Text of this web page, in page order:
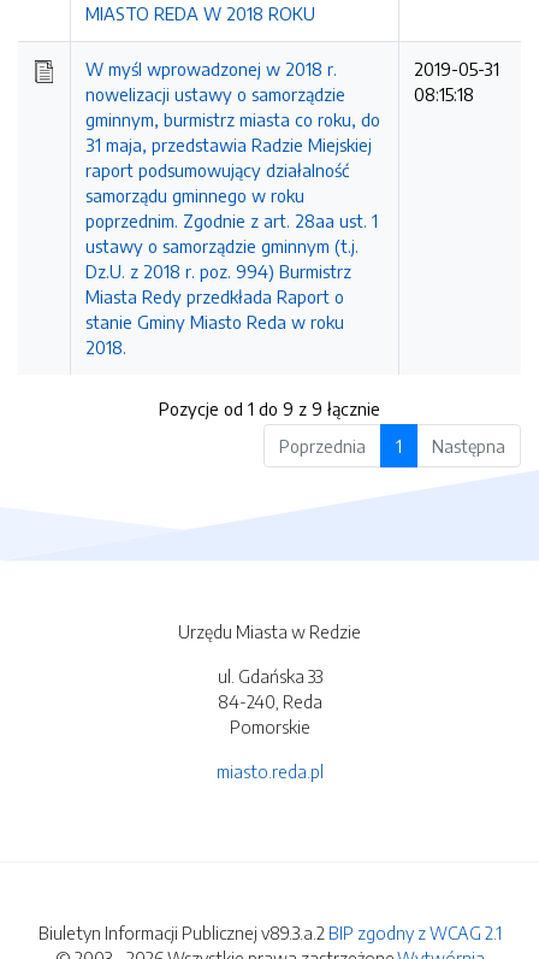
MIASTO REDA W 2018 ROKU
W myśl wprowadzonej w 2018 r.
nowelizacji ustawy o samorządzie
gminnym, burmistrz miasta co roku, do
31 maja, przedstawia Radzie Miejskiej
raport podsumowujący działalność
samorządu gminnego w roku
poprzednim. Zgodnie z art. 28aa ust. 1
ustawy o samorządzie gminnym (t.j.
Dz.U. z 2018 r. poz. 994) Burmistrz
Miasta Redy przedkłada Raport o
stanie Gminy Miasto Reda w roku
2018.
2019-05-31
08:15:18
Pozycje od 1 do 9 z 9 łącznie
Poprzednia
1 Następna
Urzędu Miasta w Redzie
ul. Gdańska 33
84-240, Reda
Pomorskie
miasto.reda.pl
Biuletyn Informacji Publicznej v89.3.a.2 BIP zgodny z WCAG 2.1